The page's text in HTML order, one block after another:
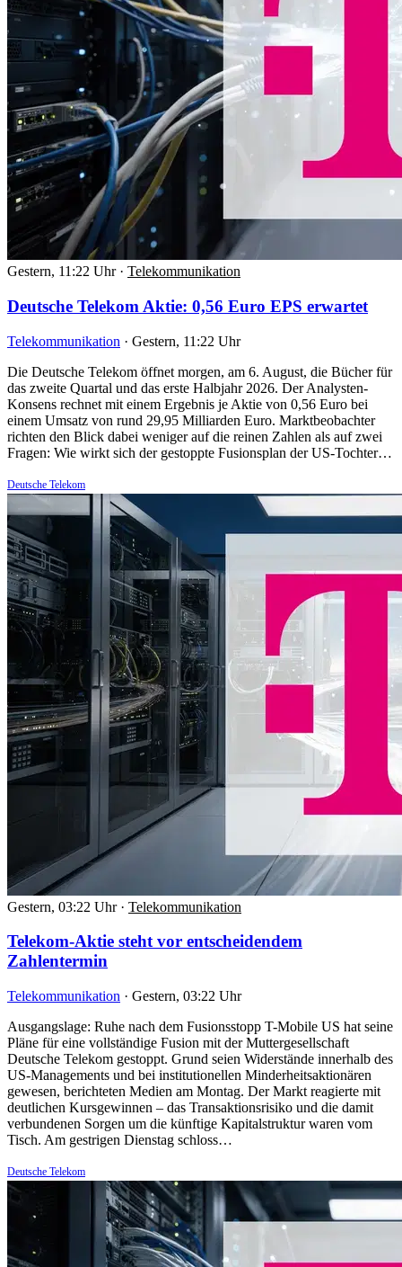
Gestern, 11:22 Uhr · Telekommunikation
Deutsche Telekom Aktie: 0,56 Euro EPS erwartet
Telekommunikation · Gestern, 11:22 Uhr
Die Deutsche Telekom öffnet morgen, am 6. August, die Bücher für
das zweite Quartal und das erste Halbjahr 2026. Der Analysten-
Konsens rechnet mit einem Ergebnis je Aktie von 0,56 Euro bei
einem Umsatz von rund 29,95 Milliarden Euro. Marktbeobachter
richten den Blick dabei weniger auf die reinen Zahlen als auf zwei
Fragen: Wie wirkt sich der gestoppte Fusionsplan der US-Tochter…
Deutsche Telekom
Gestern, 03:22 Uhr · Telekommunikation
Telekom-Aktie steht vor entscheidendem
Zahlentermin
Telekommunikation · Gestern, 03:22 Uhr
Ausgangslage: Ruhe nach dem Fusionsstopp T-Mobile US hat seine
Pläne für eine vollständige Fusion mit der Muttergesellschaft
Deutsche Telekom gestoppt. Grund seien Widerstände innerhalb des
US-Managements und bei institutionellen Minderheitsaktionären
gewesen, berichteten Medien am Montag. Der Markt reagierte mit
deutlichen Kursgewinnen – das Transaktionsrisiko und die damit
verbundenen Sorgen um die künftige Kapitalstruktur waren vom
Tisch. Am gestrigen Dienstag schloss…
Deutsche Telekom